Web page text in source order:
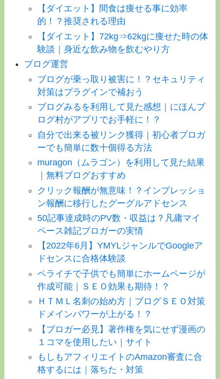
【ダイエット】間食は痩せる事に効率
的！？推奨される理由
【ダイエット】72kg⇒62kgに痩せた時の体
験談｜身近な飲み物を飲むやり方
ブログ運営
ブログが乗っ取り被害に！？セキュリティ
対策はプラグインで補おう
ブログみるを利用して見た感想｜にほんブ
ログ村がアプリでお手軽に！？
自分で出来る被リンク獲得｜初心者ブロガ
ーでも簡単に数十個得る方法
muragon（ムラゴン）を利用して見た結果
｜無料ブログおすすめ
クリック報酬が無意味！？インプレッショ
ン報酬に移行したグーグルアドセンス
50記事達成時のPV数・収益は？凡庸マイ
ペース雑記ブロガーの実情
【2022年6月】YMYLジャンルでGoogleア
ドセンスに合格体験談
ペライチで子供でも簡単にホームページが
作成可能｜ＳＥＯ効果も期待！？
ＨＴＭＬ名刺の始め方｜ブログＳＥＯ対策
ドメインパワーが上がる！？
【ブロガー必見】著作権を気にせず漫画の
１コマを使用したい｜サイト
もしもアフィリエイトのAmazon審査に合
格するには｜落ちた・対策